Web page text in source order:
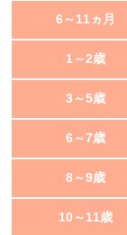
6～11ヵ月
1～2歳
3～5歳
6～7歳
8～9歳
10～11歳